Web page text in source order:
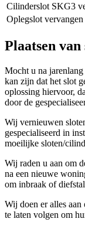
Cilinderslot SKG3
Oplegslot vervangen
Plaatsen
Mocht u na
kan zijn dat het slot
oplossing hiervoor,
door de
Wij vernieuwen
gespecialiseerd in
moeilijke sloten/
Wij raden u aan om
na een nieuwe
om inbraak of
Wij doen er alles
te laten volgen om